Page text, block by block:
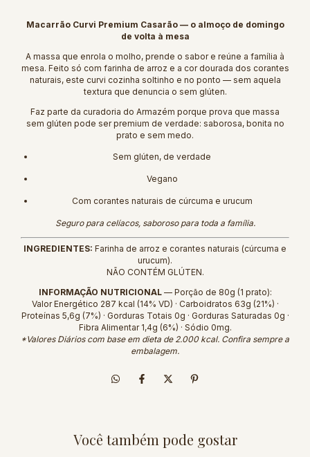
Macarrão Curvi Premium Casarão — o almoço de domingo
de volta à mesa
A massa que enrola o molho, prende o sabor e reúne a família à
mesa. Feito só com farinha de arroz e a cor dourada dos corantes
naturais, este curvi cozinha soltinho e no ponto — sem aquela
textura que denuncia o sem glúten.
Faz parte da curadoria do Armazém porque prova que massa
sem glúten pode ser premium de verdade: saborosa, bonita no
prato e sem medo.
Sem glúten, de verdade
Vegano
Com corantes naturais de cúrcuma e urucum
Seguro para celíacos, saboroso para toda a família.
INGREDIENTES: Farinha de arroz e corantes naturais (cúrcuma e
urucum).
NÃO CONTÉM GLÚTEN.
INFORMAÇÃO NUTRICIONAL— Porção de 80g (1 prato):
Valor Energético 287 kcal (14% VD) · Carboidratos 63g (21%) ·
Proteínas 5,6g (7%) · Gorduras Totais 0g · Gorduras Saturadas 0g ·
Fibra Alimentar 1,4g (6%) · Sódio 0mg.
*Valores Diários com base em dieta de 2.000 kcal. Confira sempre a
embalagem.
Você também pode gostar